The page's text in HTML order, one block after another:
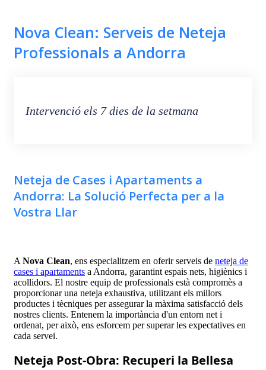
Nova Clean: Serveis de Neteja
Professionals a Andorra
Intervenció els 7 dies de la setmana
Neteja de Cases i Apartaments a
Andorra: La Solució Perfecta per a la
Vostra Llar
A Nova Clean, ens especialitzem en oferir serveis de neteja de
cases i apartaments a Andorra, garantint espais nets, higiènics i
acollidors. El nostre equip de professionals està compromès a
proporcionar una neteja exhaustiva, utilitzant els millors
productes i tècniques per assegurar la màxima satisfacció dels
nostres clients. Entenem la importància d'un entorn net i
ordenat, per això, ens esforcem per superar les expectatives en
cada servei.
Neteja Post-Obra: Recuperi la Bellesa